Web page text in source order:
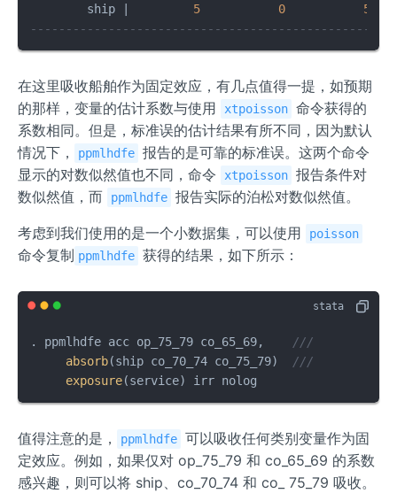
        ship
| 5 0
5
在这里吸收船舶作为固定效应，有几点值得一提，如预期
的那样，变量的估计系数与使用
xtpoisson 命令获得的
系数相同。但是，标准误的估计结果有所不同，因为默认
情况下，
ppmlhdfe 报告的是可靠的标准误。这两个命令
显示的对数似然值也不同，命令
xtpoisson 报告条件对
数似然值，而
ppmlhdfe 报告实际的泊松对数似然值。
考虑到我们使用的是一个小数据集，可以使用 poisson
命令复制 ppmlhdfe 获得的结果，如下所示：
. ppmlhdfe acc op_75_79 co_65_69,
///
absorb(ship co_70_74 co_75_79)
///
exposure(service) irr nolog
值得注意的是， ppmlhdfe 可以吸收任何类别变量作为固
定效应。例如，如果仅对 op_75_79 和 co_65_69 的系数
感兴趣，则可以将 ship、co_70_74 和 co_ 75_79 吸收。